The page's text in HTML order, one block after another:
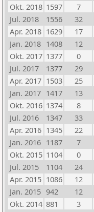
Okt. 2018 1597 7
Jul. 2018
1556 32
Apr. 2018 1629 17
Jan. 2018 1408 12
Okt. 2017 1377 0
Jul. 2017
1377 29
Apr. 2017 1503 25
Jan. 2017 1417 13
Okt. 2016 1374 8
Jul. 2016
1347 33
Apr. 2016 1345 22
Jan. 2016 1187 7
Okt. 2015 1104 0
Jul. 2015
1104 24
Apr. 2015 1086 12
Jan. 2015 942 12
Okt. 2014 881 3